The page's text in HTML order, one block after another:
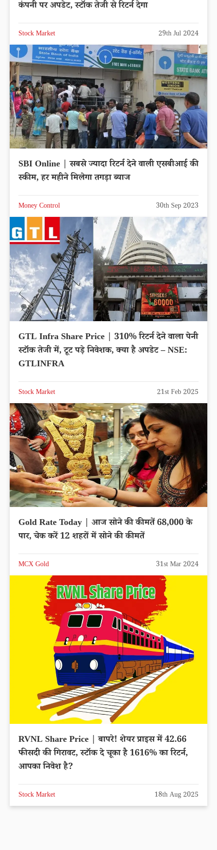
कंपनी पर अपडेट, स्टॉक तेजी से रिटर्न देगा
Stock Market 29th Jul 2024
SBI Online | सबसे ज्यादा रिटर्न देने वाली एसबीआई की
स्कीम, हर महीने मिलेगा तगड़ा ब्याज
Money Control 30th Sep 2023
GTL Infra Share Price | 310% रिटर्न देने वाला पेनी
स्टॉक तेजी में, टूट पड़े निवेशक, क्या है अपडेट – NSE:
GTLINFRA
Stock Market 21st Feb 2025
Gold Rate Today | आज सोने की कीमतें 68,000 के
पार, चेक करें 12 शहरों में सोने की कीमतें
MCX Gold 31st Mar 2024
RVNL Share Price | बापरे! शेयर प्राइस में 42.66
फीसदी की गिरावट, स्टॉक दे चूका है 1616% का रिटर्न,
आपका निवेश है?
Stock Market 18th Aug 2025